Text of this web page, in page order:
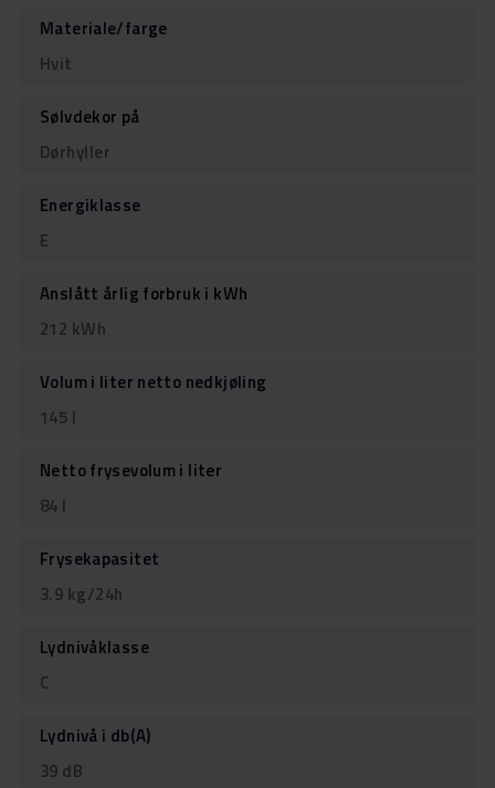
Materiale/farge
Hvit
Sølvdekor på
Dørhyller
Energiklasse
E
Anslått årlig forbruk i kWh
212 kWh
Volum i liter netto nedkjøling
145 l
Netto frysevolum i liter
84 l
Frysekapasitet
3.9 kg/24h
Lydnivåklasse
C
Lydnivå i db(A)
39 dB